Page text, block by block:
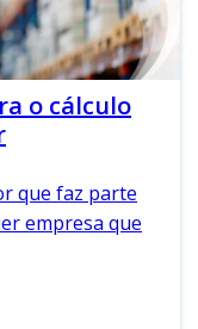
o cálculo
que faz parte
empresa que